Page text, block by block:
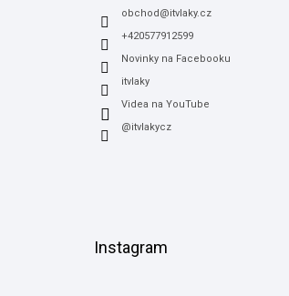
obchod@itvlaky.cz
+420577912599
Novinky na Facebooku
itvlaky
Videa na YouTube
@itvlakycz
Instagram